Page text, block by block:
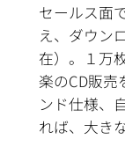
セールス面
え、ダウン
在）。１万
楽のCD販売
ンド仕様、
れば、大き